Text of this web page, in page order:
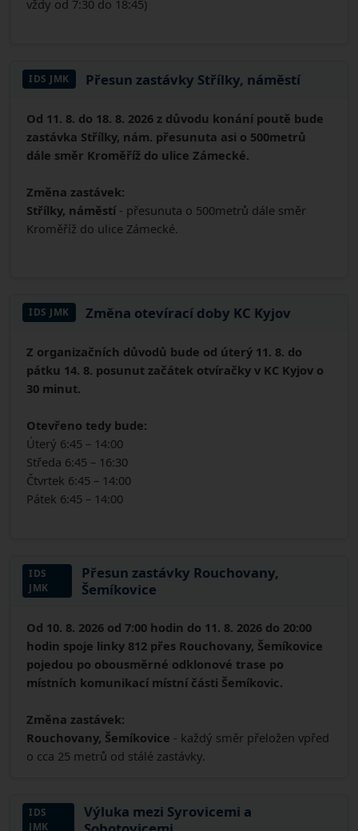
vždy od 7:30 do 18:45)
IDS JMK Přesun zastávky Střílky, náměstí
Od 11. 8. do 18. 8. 2026 z důvodu konání poutě bude
zastávka Střílky, nám. přesunuta asi o 500metrů
dále směr Kroměříž do ulice Zámecké.
Změna zastávek:
Střílky, náměstí - přesunuta o 500metrů dále směr
Kroměříž do ulice Zámecké.
IDS JMK Změna otevírací doby KC Kyjov
Z organizačních důvodů bude od úterý 11. 8. do
pátku 14. 8. posunut začátek otvíračky v KC Kyjov o
30 minut.
Otevřeno tedy bude:
Úterý 6:45 – 14:00
Středa 6:45 – 16:30
Čtvrtek 6:45 – 14:00
Pátek 6:45 – 14:00
IDS
JMK
Přesun zastávky Rouchovany,
Šemíkovice
Od 10. 8. 2026 od 7:00 hodin do 11. 8. 2026 do 20:00
hodin spoje linky 812 přes Rouchovany, Šemíkovice
pojedou po obousměrné odklonové trase po
místních komunikací místní části Šemíkovic.
Změna zastávek:
Rouchovany, Šemíkovice - každý směr přeložen vpřed
o cca 25 metrů od stálé zastávky.
IDS
JMK
Výluka mezi Syrovicemi a